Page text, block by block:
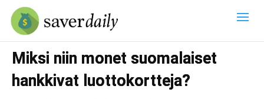
Miksi niin monet suomalaiset
hankkivat luottokortteja?